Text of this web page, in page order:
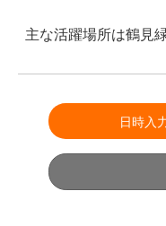
主な活躍場所は鶴見
日時入